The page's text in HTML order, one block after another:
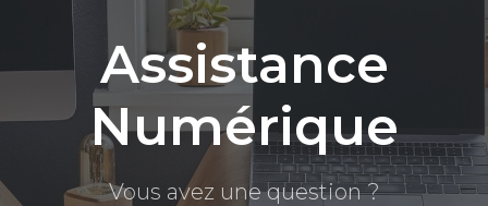
Assistance
Numérique
Vous avez une question ?